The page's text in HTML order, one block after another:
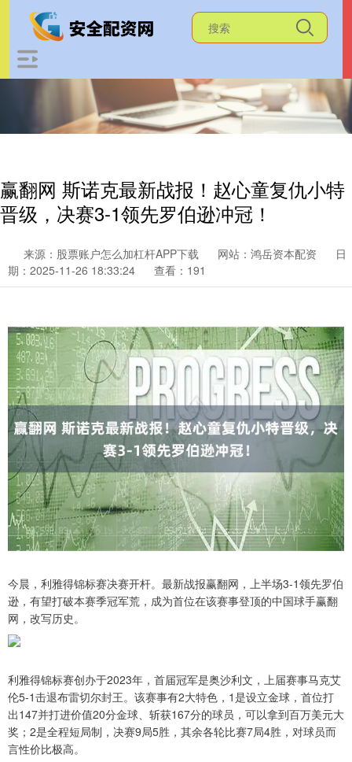
赢翻网 斯诺克最新战报！赵心童复仇小特
晋级，决赛3-1领先罗伯逊冲冠！
来源：股票账户怎么加杠杆APP下载 网站：鸿岳资本配资
日
期：2025-11-26 18:33:24
查看：191
今晨，利雅得锦标赛决赛开杆。最新战报赢翻网，上半场3-1领先罗伯
逊，有望打破本赛季冠军荒，成为首位在该赛事登顶的中国球手赢翻
网，改写历史。
利雅得锦标赛创办于2023年，首届冠军是奥沙利文，上届赛事马克艾
伦5-1击退布雷切尔封王。该赛事有2大特色，1是设立金球，首位打
出147并打进价值20分金球、斩获167分的球员，可以拿到百万美元大
奖；2是全程短局制，决赛9局5胜，其余各轮比赛7局4胜，对球员而
言性价比极高。